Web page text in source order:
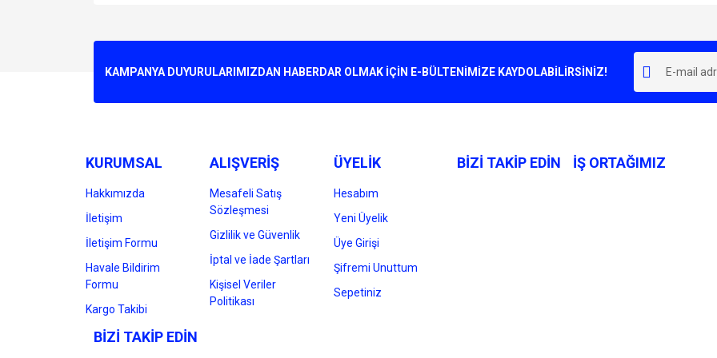
Ürün resmi kalitesiz, bozuk veya görüntülenemiyor.
Bu ürüne benzer farklı alternatifler olmalı.
KAMPANYA DUYURULARIMIZDAN HABERDAR OLMAK İÇİN E-BÜLTENİMİZE KAYDOLABİLİRSİNİZ!
KURUMSAL
Hakkımızda
İletişim
İletişim Formu
Havale Bildirim
Formu
Kargo Takibi
ALIŞVERİŞ
Mesafeli Satış
Sözleşmesi
Gizlilik ve Güvenlik
İptal ve İade Şartları
Kişisel Veriler
Politikası
ÜYELİK
Hesabım
Yeni Üyelik
Üye Girişi
Şifremi Unuttum
Sepetiniz
BİZİ TAKİP EDİN İŞ ORTAĞIMIZ
BİZİ TAKİP EDİN